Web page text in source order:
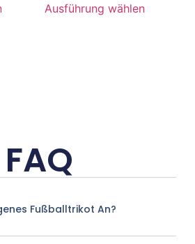
Ausführung wählen
FAQ
Fußballtrikot An?